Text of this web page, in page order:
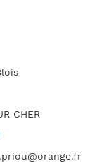
CHER